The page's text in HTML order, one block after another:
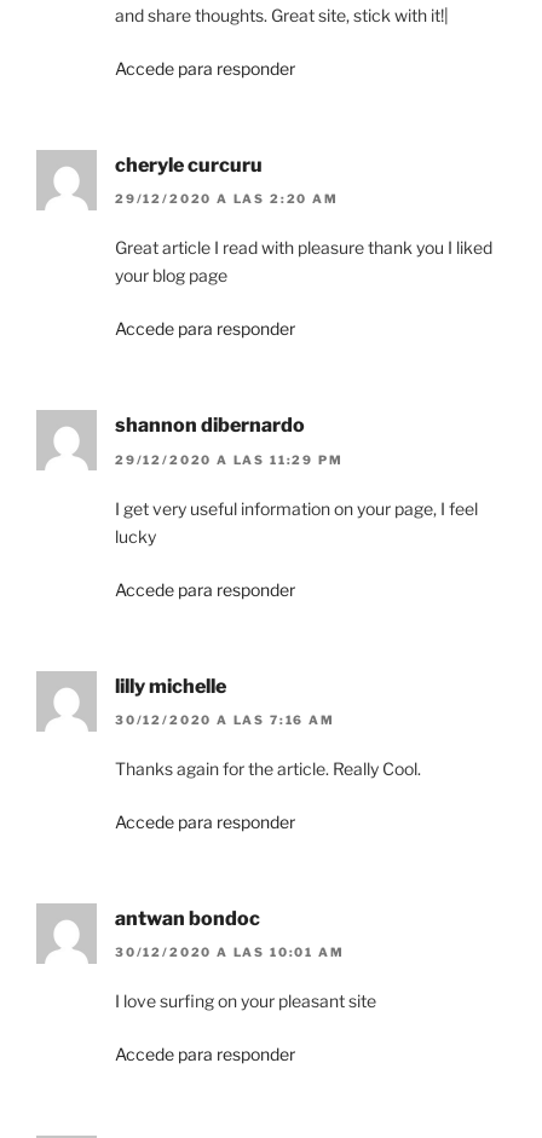
and share thoughts. Great site, stick with it!|
Accede para responder
cheryle curcuru
29/12/2020 A LAS 2:20 AM
Great article I read with pleasure thank you I liked
your blog page
Accede para responder
shannon dibernardo
29/12/2020 A LAS 11:29 PM
I get very useful information on your page, I feel
lucky
Accede para responder
lilly michelle
30/12/2020 A LAS 7:16 AM
Thanks again for the article. Really Cool.
Accede para responder
antwan bondoc
30/12/2020 A LAS 10:01 AM
I love surfing on your pleasant site
Accede para responder